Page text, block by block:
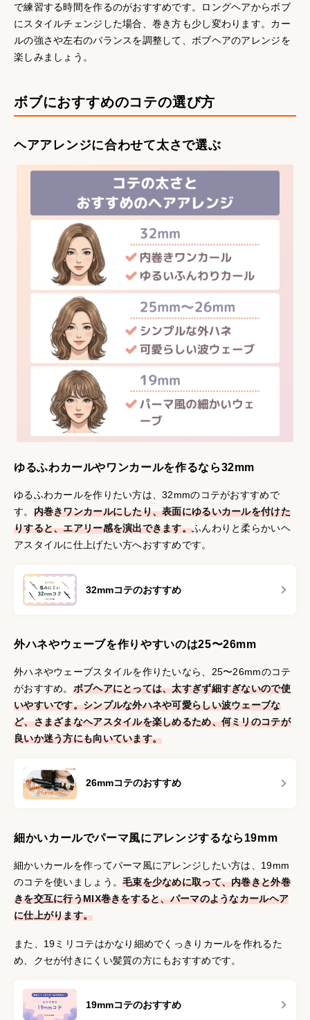
で練習する時間を作るのがおすすめです。ロングヘアからボブ
にスタイルチェンジした場合、巻き方も少し変わります。カー
ルの強さや左右のバランスを調整して、ボブヘアのアレンジを
楽しみましょう。
ボブにおすすめのコテの選び方
ヘアアレンジに合わせて太さで選ぶ
ゆるふわカールやワンカールを作るなら32mm
ゆるふわカールを作りたい方は、32mmのコテがおすすめで
す。 内巻きワンカールにしたり、表面にゆるいカールを付けた
りすると、エアリー感を演出できます。ふんわりと柔らかいヘ
アスタイルに仕上げたい方へおすすめです。
32mmコテのおすすめ
外ハネやウェーブを作りやすいのは25〜26mm
外ハネやウェーブスタイルを作りたいなら、25〜26mmのコテ
がおすすめ。 ボブヘアにとっては、太すぎず細すぎないので使
いやすいです。シンプルな外ハネや可愛らしい波ウェーブな
ど、さまざまなヘアスタイルを楽しめるため、何ミリのコテが
良いか迷う方にも向いています。
26mmコテのおすすめ
細かいカールでパーマ風にアレンジするなら19mm
細かいカールを作ってパーマ風にアレンジしたい方は、19mm
のコテを使いましょう。毛束を少なめに取って、内巻きと外巻
きを交互に行うMIX巻きをすると、パーマのようなカールヘア
に仕上がります。
また、19ミリコテはかなり細めでくっきりカールを作れるた
め、クセが付きにくい髪質の方にもおすすめです。
19mmコテのおすすめ